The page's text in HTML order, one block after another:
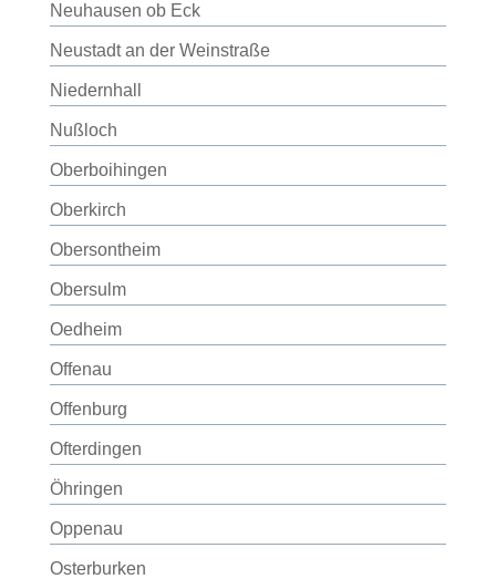
Neuhausen ob Eck
Neustadt an der Weinstraße
Niedernhall
Nußloch
Oberboihingen
Oberkirch
Obersontheim
Obersulm
Oedheim
Offenau
Offenburg
Ofterdingen
Öhringen
Oppenau
Osterburken